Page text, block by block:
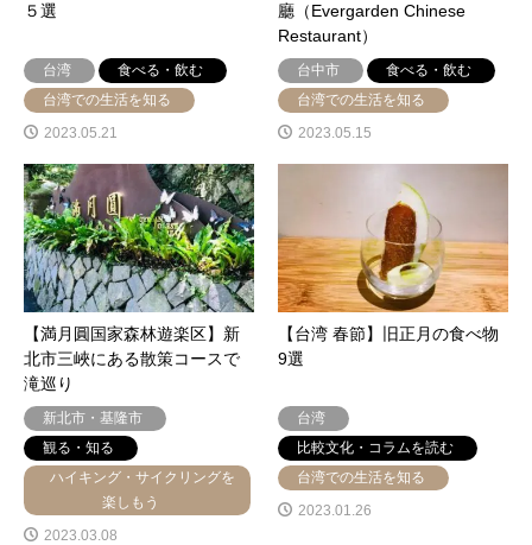
５選
台湾
食べる・飲む
台湾での生活を知る
2023.05.21
廳（Evergarden Chinese
Restaurant）
台中市
食べる・飲む
台湾での生活を知る
2023.05.15
【満月圓国家森林遊楽区】新
北市三峽にある散策コースで
滝巡り
新北市・基隆市
観る・知る
ハイキング・サイクリングを
楽しもう
2023.03.08
【台湾 春節】旧正月の食べ物
9選
台湾
比較文化・コラムを読む
台湾での生活を知る
2023.01.26